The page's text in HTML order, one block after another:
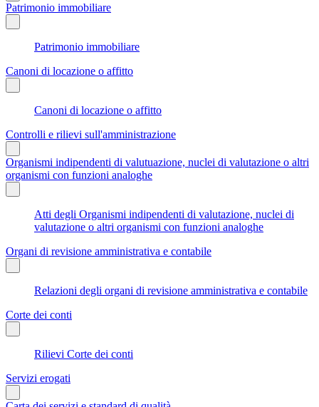
Patrimonio immobiliare
Patrimonio immobiliare
Canoni di locazione o affitto
Canoni di locazione o affitto
Controlli e rilievi sull'amministrazione
Organismi indipendenti di valutuazione, nuclei di valutazione o altri
organismi con funzioni analoghe
Atti degli Organismi indipendenti di valutazione, nuclei di
valutazione o altri organismi con funzioni analoghe
Organi di revisione amministrativa e contabile
Relazioni degli organi di revisione amministrativa e contabile
Corte dei conti
Rilievi Corte dei conti
Servizi erogati